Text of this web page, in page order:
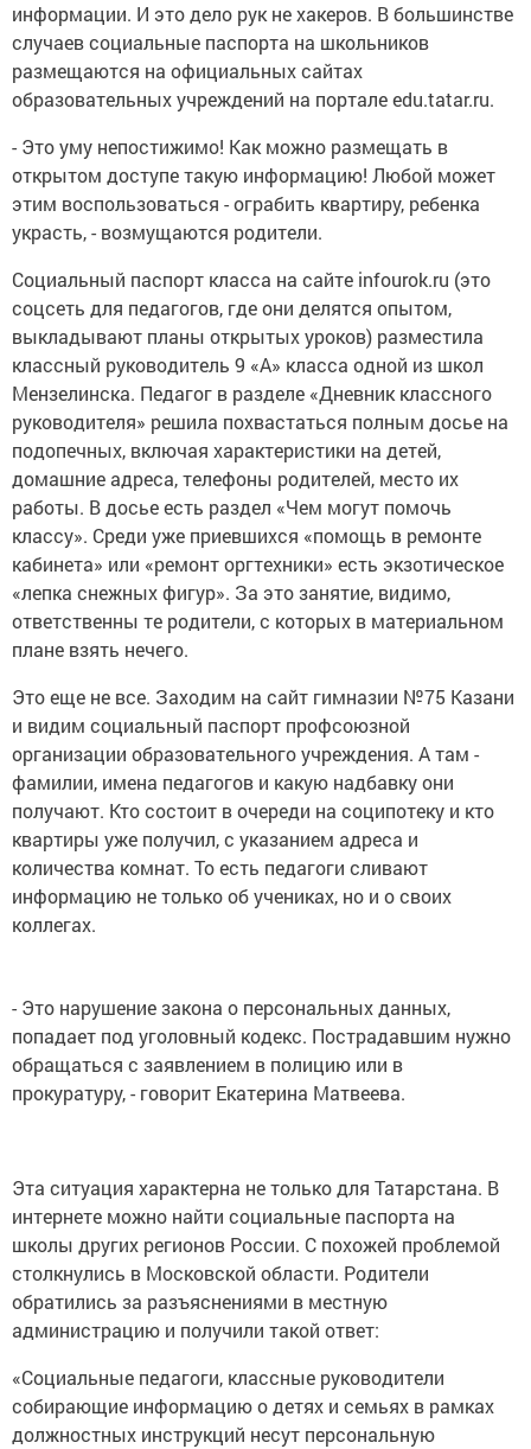
информации. И это дело рук не хакеров. В большинстве
случаев социальные паспорта на школьников
размещаются на официальных сайтах
образовательных учреждений на портале edu.tatar.ru.
- Это уму непостижимо! Как можно размещать в
открытом доступе такую информацию! Любой может
этим воспользоваться - ограбить квартиру, ребенка
украсть, - возмущаются родители.
Социальный паспорт класса на сайте infourok.ru (это
соцсеть для педагогов, где они делятся опытом,
выкладывают планы открытых уроков) разместила
классный руководитель 9 «А» класса одной из школ
Мензелинска. Педагог в разделе «Дневник классного
руководителя» решила похвастаться полным досье на
подопечных, включая характеристики на детей,
домашние адреса, телефоны родителей, место их
работы. В досье есть раздел «Чем могут помочь
классу». Среди уже приевшихся «помощь в ремонте
кабинета» или «ремонт оргтехники» есть экзотическое
«лепка снежных фигур». За это занятие, видимо,
ответственны те родители, с которых в материальном
плане взять нечего.
Это еще не все. Заходим на сайт гимназии №75 Казани
и видим социальный паспорт профсоюзной
организации образовательного учреждения. А там -
фамилии, имена педагогов и какую надбавку они
получают. Кто состоит в очереди на соципотеку и кто
квартиры уже получил, с указанием адреса и
количества комнат. То есть педагоги сливают
информацию не только об учениках, но и о своих
коллегах.
- Это нарушение закона о персональных данных,
попадает под уголовный кодекс. Пострадавшим нужно
обращаться с заявлением в полицию или в
прокуратуру, - говорит Екатерина Матвеева.
Эта ситуация характерна не только для Татарстана. В
интернете можно найти социальные паспорта на
школы других регионов России. С похожей проблемой
столкнулись в Московской области. Родители
обратились за разъяснениями в местную
администрацию и получили такой ответ:
«Социальные педагоги, классные руководители
собирающие информацию о детях и семьях в рамках
должностных инструкций несут персональную